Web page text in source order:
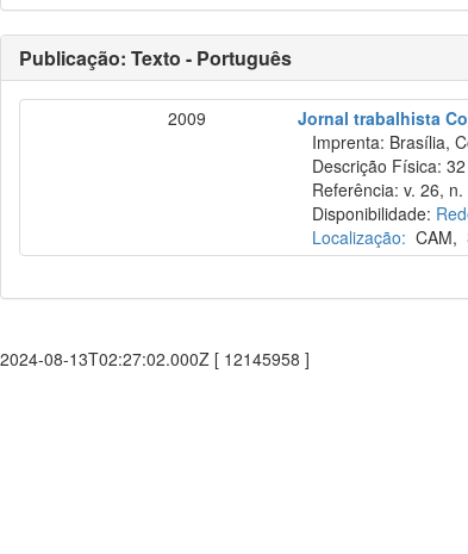
Publicação: Texto - Português
2009
Jornal trabalhista
Imprenta: Brasília,
Descrição Física: 32
Referência: v. 26,
Disponibilidade:
Localização: CAM,
2024-08-13T02:27:02.000Z [ 12145958 ]